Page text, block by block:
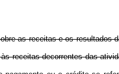
as receitas e os
receitas decorrentes das